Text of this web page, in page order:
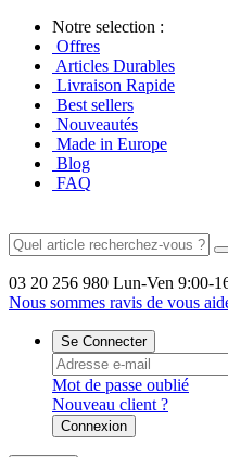
Notre selection :
Offres
Articles Durables
Livraison Rapide
Best sellers
Nouveautés
Made in Europe
Blog
FAQ
03 20 256 980 Lun-Ven 9:00-
Nous sommes ravis de vous
Se Connecter
Mot de passe oublié
Nouveau client ?
Connexion